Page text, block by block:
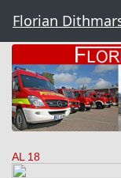
Florian
AL 18